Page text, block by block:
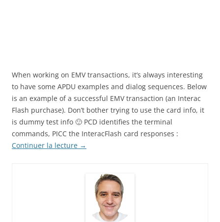
When working on EMV transactions, it’s always interesting
to have some APDU examples and dialog sequences. Below
is an example of a successful EMV transaction (an Interac
Flash purchase). Don’t bother trying to use the card info, it
is dummy test info 🙂 PCD identifies the terminal
commands, PICC the InteracFlash card responses :
Continuer la lecture →